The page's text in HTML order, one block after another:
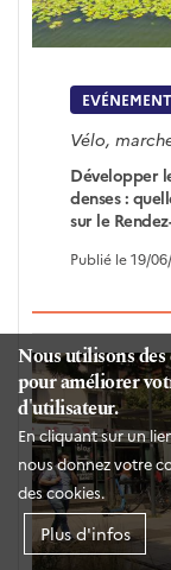
Nous utilisons
pour améliorer
d'utilisateur.
En cliquant sur un
nous donnez votre
des cookies.
Plus d'infos
Vélo,
Développer
denses :
sur le
Publié le 19/